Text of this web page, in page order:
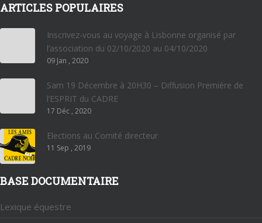
ARTICLES POPULAIRES
Inscrivez-vous au voyage à Lisbonne organisé par
l’association du 02/10/2020 au 04/10/2020
09 Jan , 2020
Sam 19 Décembre à 20H30 – Diffusion Première de
l’ESPRIT du CADRE
17 Déc , 2020
Elections au Comité directeur
11 Sep , 2019
BASE DOCUMENTAIRE
Lexique équestre